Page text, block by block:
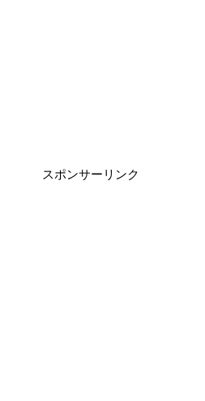
スポンサーリンク